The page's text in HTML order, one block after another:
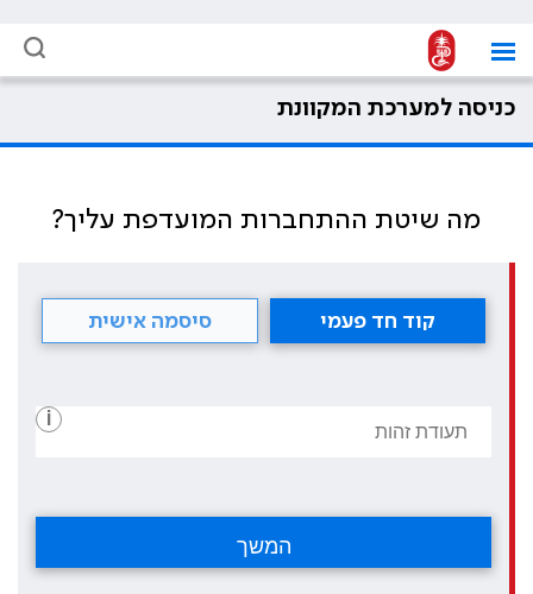
כניסה למערכת המקוונת
מה שיטת ההתחברות המועדפת עליך?
קוד חד פעמי סיסמה אישית
i